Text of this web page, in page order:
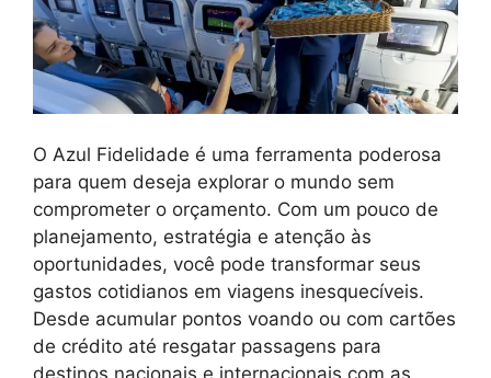
O Azul Fidelidade é uma ferramenta poderosa
para quem deseja explorar o mundo sem
comprometer o orçamento. Com um pouco de
planejamento, estratégia e atenção às
oportunidades, você pode transformar seus
gastos cotidianos em viagens inesquecíveis.
Desde acumular pontos voando ou com cartões
de crédito até resgatar passagens para